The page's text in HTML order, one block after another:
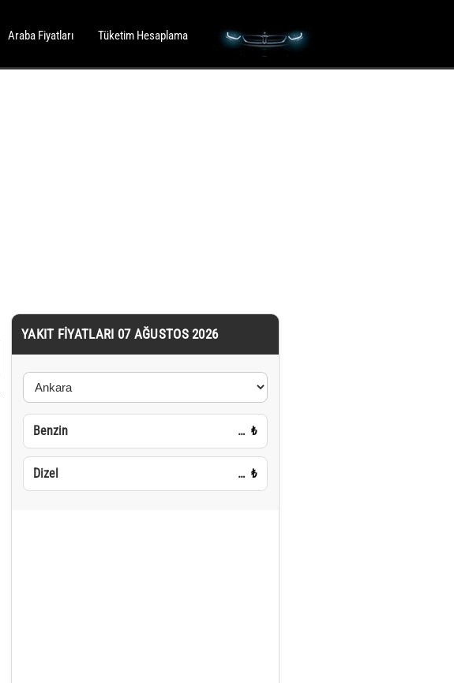
Araba Fiyatları Tüketim Hesaplama
YAKIT FIYATLARI 07 AĞUSTOS 2026
Benzin … ₺
Dizel … ₺